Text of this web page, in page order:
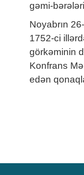
gəmi-
Noyabrın
1752-ci
görkəminin
Konfrans
edən